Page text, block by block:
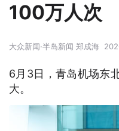
100万人次
大众新闻·半岛新闻 郑成海
6月3日，青岛机场东
大。